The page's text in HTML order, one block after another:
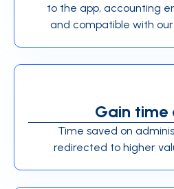
to the app, accounting
and compatible with
Gain
Time saved on
redirected to higher